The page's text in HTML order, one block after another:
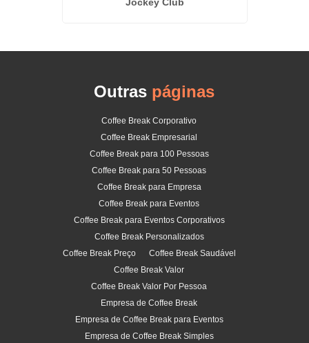
Outras páginas
Coffee Break Corporativo
Coffee Break Empresarial
Coffee Break para 100 Pessoas
Coffee Break para 50 Pessoas
Coffee Break para Empresa
Coffee Break para Eventos
Coffee Break para Eventos Corporativos
Coffee Break Personalizados
Coffee Break Preço
Coffee Break Saudável
Coffee Break Valor
Coffee Break Valor Por Pessoa
Empresa de Coffee Break
Empresa de Coffee Break para Eventos
Empresa de Coffee Break Simples